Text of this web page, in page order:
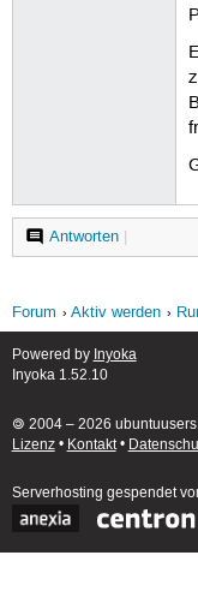
Antworten|
Forum Aktiv werden
Powered by Inyoka
Inyoka 1.52.10
🄯 2004 – 2026
Lizenz• Kontakt•
Serverhosting gespendet